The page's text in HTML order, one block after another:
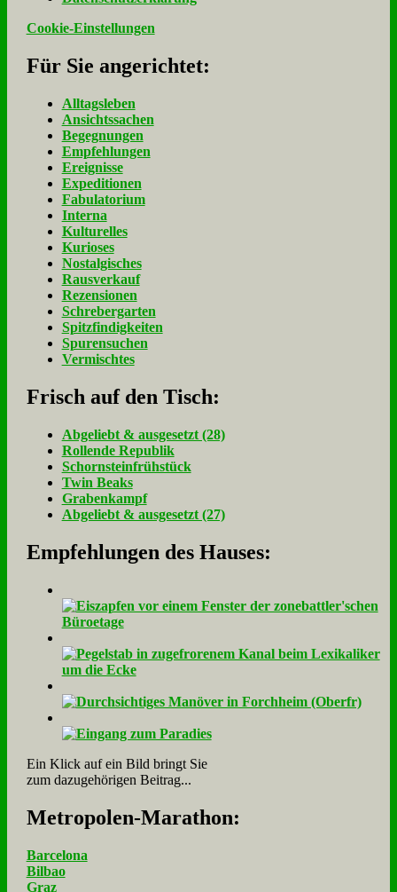
Cookie-Einstellungen
Für Sie an­ge­rich­tet:
Alltagsleben
Ansichtssachen
Begegnungen
Empfehlungen
Ereignisse
Expeditionen
Fabulatorium
Interna
Kulturelles
Kurioses
Nostalgisches
Rausverkauf
Rezensionen
Schrebergarten
Spitzfindigkeiten
Spurensuchen
Vermischtes
Frisch auf den Tisch:
Ab­ge­liebt & aus­ge­setzt (28)
Rol­len­de Re­pu­blik
Schorn­stein­früh­stück
Twin Beaks
Gra­ben­kampf
Ab­ge­liebt & aus­ge­setzt (27)
Empfehlungen des Hauses:
Ein Klick auf ein Bild bringt Sie
zum dazugehörigen Beitrag...
Me­tro­po­len-Ma­ra­thon:
Barcelona
Bilbao
Graz